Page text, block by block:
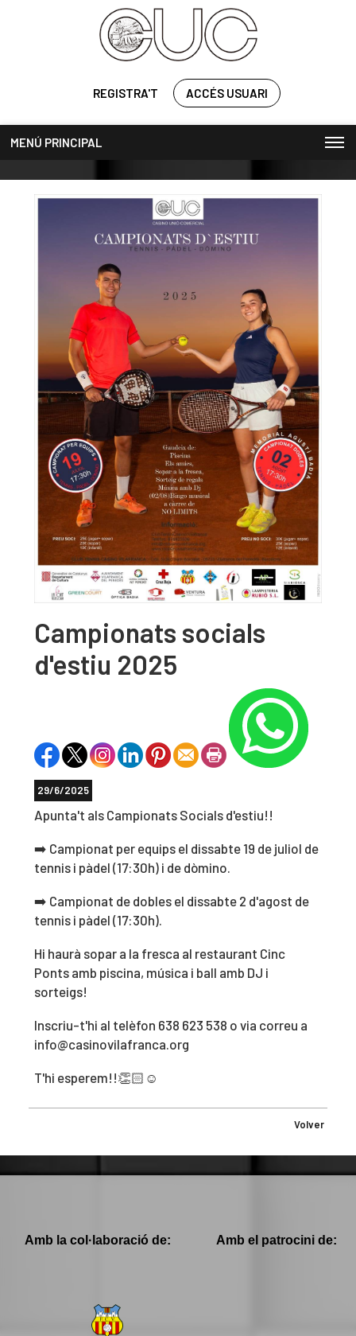
REGISTRA'T ACCÉS USUARI
MENÚ PRINCIPAL
Campionats socials
d'estiu 2025
29/6/2025
Apunta't als Campionats Socials d'estiu!!
➡️ Campionat per equips el dissabte 19 de juliol de
tennis i pàdel (17:30h) i de dòmino.
➡️ Campionat de dobles el dissabte 2 d'agost de
tennis i pàdel (17:30h).
Hi haurà sopar a la fresca al restaurant Cinc
Ponts amb piscina, música i ball amb DJ i
sorteigs!
Inscriu-t'hi al telèfon 638 623 538 o via correu a
info@casinovilafranca.org
T'hi esperem!!👏🏻☺️
Volver
Amb la col·laboració de: Amb el patrocini de: